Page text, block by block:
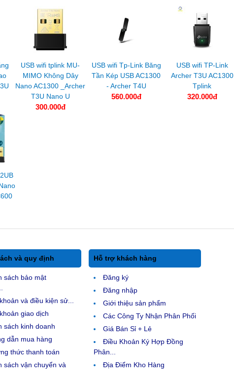
USB wifi tplink MU-
MIMO Không Dây
Nano AC1300 _Archer
T3U Nano U
300.000đ
USB wifi Tp-Link Băng
Tần Kép USB AC1300
- Archer T4U
560.000đ
USB wifi TP-Link
Archer T3U AC1300
Tplink
320.000đ
và quy định
sách bảo mật
và điều kiện sử...
giao dịch
sách kinh doanh
dẫn mua hàng
thức thanh toán
sách vận chuyển và
Hỗ trợ khách hàng
Đăng ký
Đăng nhập
Giới thiệu sản phẩm
Các Công Ty Nhận Phân Phối
Giá Bán Sỉ + Lẻ
Điều Khoản Ký Hợp Đồng
Phân...
Địa Điểm Kho Hàng